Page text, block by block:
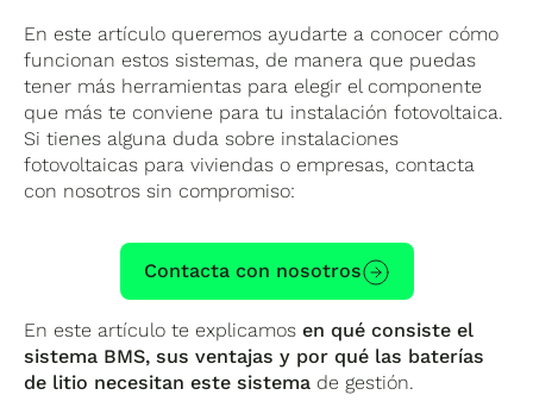
En este artículo queremos ayudarte a conocer cómo
funcionan estos sistemas, de manera que puedas
tener más herramientas para elegir el componente
que más te conviene para tu instalación fotovoltaica.
Si tienes alguna duda sobre instalaciones
fotovoltaicas para viviendas o empresas, contacta
con nosotros sin compromiso:
Contacta con nosotros
En este artículo te explicamosen qué consiste el
sistema BMS, sus ventajas y por qué las baterías
de litio necesitan este sistema de gestión.